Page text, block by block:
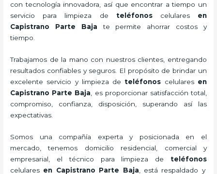
con tecnología innovadora, así que encontrar a tiempo un
servicio para limpieza de teléfonoscelularesen
Capistrano Parte Baja te permite ahorrar costos y
tiempo.
Trabajamos de la mano con nuestros clientes, entregando
resultados confiables y seguros. El propósito de brindar un
excelente servicio y limpieza deteléfonos celularesen
Capistrano Parte Baja , es proporcionar satisfacción total,
compromiso, confianza, disposición, superando así las
expectativas.
Somos una compañía experta y posicionada en el
mercado, tenemos domicilio residencial, comercial y
empresarial, el técnico para limpieza de teléfonos
celulares en Capistrano Parte Baja , está respaldado y